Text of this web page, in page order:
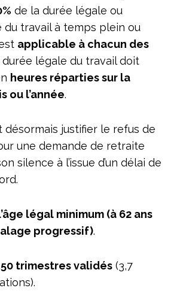
de la durée légale ou
travail à temps plein ou
applicable à chacun des
durée légale du travail doit
heures réparties sur la
ou l’année.
désormais justifier le refus de
une demande de retraite
silence à l’issue d’un délai de
légal minimum (à 62 ans
progressif).
trimestres validés (3,7